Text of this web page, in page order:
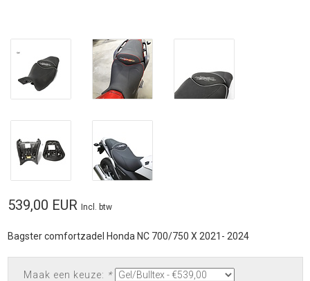
539,00 EUR Incl. btw
Bagster comfortzadel Honda NC 700/750 X 2021- 2024
Maak een keuze: *